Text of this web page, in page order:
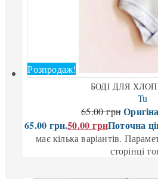
Розпродаж!
БОДІ ДЛЯ
Tu
65.00грн
65.00 грн.50.00грнПоточна
має кілька варіантів.
сторінці